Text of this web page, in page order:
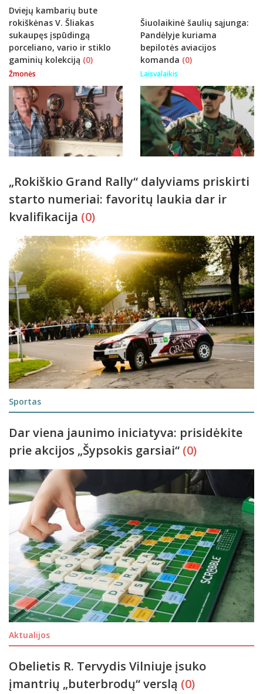
Dviejų kambarių bute
rokiškėnas V. Šliakas
sukaupęs įspūdingą
porceliano, vario ir stiklo
gaminių kolekciją (0)
Žmonės
Šiuolaikinė šaulių sąjunga:
Pandėlyje kuriama
bepilotės aviacijos
komanda (0)
Laisvalaikis
„Rokiškio Grand Rally“ dalyviams priskirti
starto numeriai: favoritų laukia dar ir
kvalifikacija (0)
Sportas
Dar viena jaunimo iniciatyva: prisidėkite
prie akcijos „Šypsokis garsiai“ (0)
Aktualijos
Obelietis R. Tervydis Vilniuje įsuko
įmantrių „buterbrodų“ verslą (0)